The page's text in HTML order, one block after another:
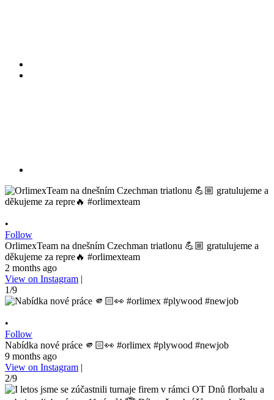
•
Follow
OrlimexTeam na dnešním Czechman triatlonu 💪🏼 gratulujeme a
děkujeme za repre🔥 #orlimexteam
2 months ago
View on Instagram |
1/9
•
Follow
Nabídka nové práce 🫵🏻👀 #orlimex #plywood #newjob
9 months ago
View on Instagram |
2/9